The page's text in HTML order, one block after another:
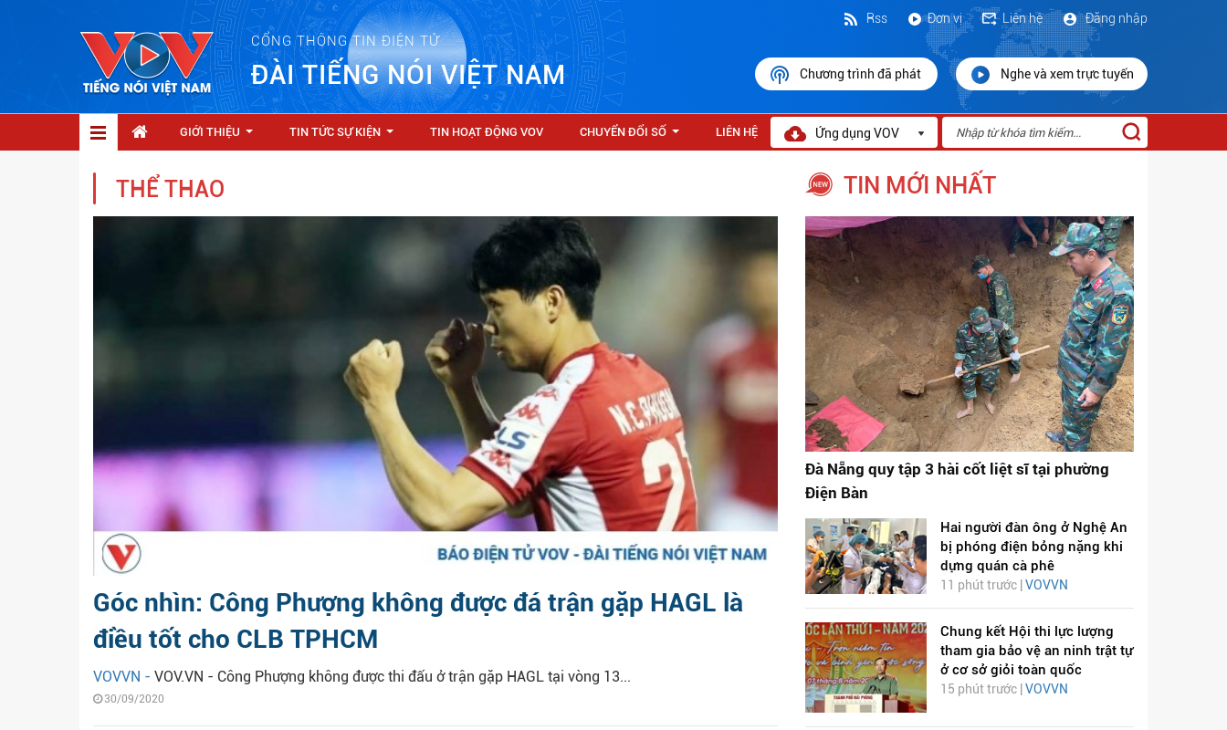
CỔNG THÔNG TIN ĐIỆN TỬ
ĐÀI TIẾNG NÓI VIỆT NAM
Đăng nhập
Liên hệ
Đơn vị
Rss
Chương trình đã phát Nghe và xem trực tuyến
GIỚI THIỆU TIN TỨC SỰ KIỆN TIN HOẠT ĐỘNG VOV CHUYỂN ĐỔI SỐ LIÊN HỆ Ứng dụng VOV
THỂ THAO
Góc nhìn: Công Phượng không được đá trận gặp HAGL là
điều tốt cho CLB TPHCM
VOVVN - VOV.VN - Công Phượng không được thi đấu ở trận gặp HAGL tại vòng 13...
30/09/2020
TIN MỚI NHẤT
Đà Nẵng quy tập 3 hài cốt liệt sĩ tại phường
Điện Bàn
Hai người đàn ông ở Nghệ An
bị phóng điện bỏng nặng khi
dựng quán cà phê
11 phút trước | VOVVN
Chung kết Hội thi lực lượng
tham gia bảo vệ an ninh trật tự
ở cơ sở giỏi toàn quốc
15 phút trước | VOVVN